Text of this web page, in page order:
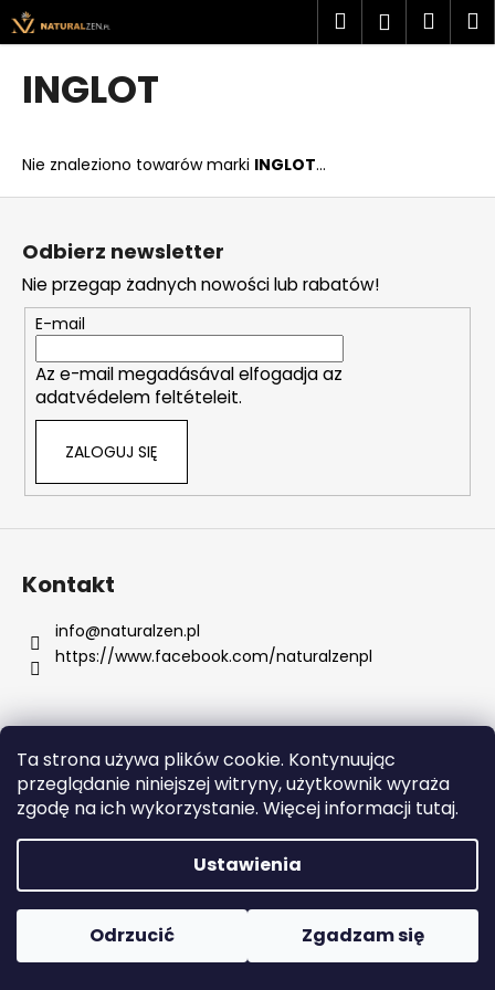
Ta strona używa plików cookie. Kontynuując
przeglądanie niniejszej witryny, użytkownik wyraża
zgodę na ich wykorzystanie. Więcej informacji tutaj.
Ustawienia
Odrzucić Zgadzam się
Przejść
do
treści
SzukajZaloguj
INGLOT
Nie znaleziono towarów marki INGLOT...
K
o
powrotem
powrotem
z
e
g
o
s
z
u
a
s
P
l
e
c
a
m
y
CREMO,
CHŁODZĄCY
PO
S
Odbierz newsletter
Nie przegap żadnych nowości lub rabatów!
E-mail
Az e-mail megadásával elfogadja az
adatvédelem feltételeit.
ZALOGUJ SIĘ
Kontakt
info@naturalzen.pl
https://www.facebook.com/naturalzenpl
Opracował Shoptet
Copyright 2026Naturalzen. Wszystkie prawa
zastrzeżone.
Edytuj ustawienia plików cookie